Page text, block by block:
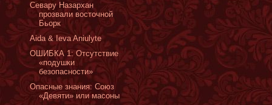
Севару Назархан
прозвали восточной
Бьорк
Aida & Ieva Aniulyte
ОШИБКА 1: Отсутствие
«подушки
безопасности»
Опасные знания: Cоюз
«Девяти» или масоны